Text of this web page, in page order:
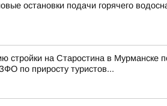
остановки подачи горячего
стройки на Старостина в
по приросту туристов...